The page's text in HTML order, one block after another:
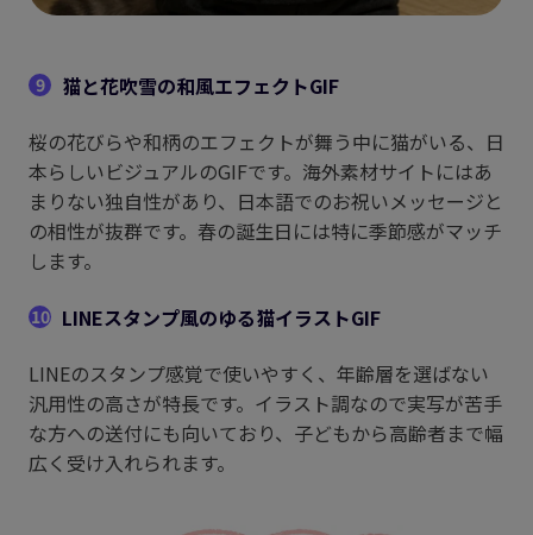
9
猫と花吹雪の和風エフェクトGIF
桜の花びらや和柄のエフェクトが舞う中に猫がいる、日
本らしいビジュアルのGIFです。海外素材サイトにはあ
まりない独自性があり、日本語でのお祝いメッセージと
の相性が抜群です。春の誕生日には特に季節感がマッチ
します。
10 LINEスタンプ風のゆる猫イラストGIF
LINEのスタンプ感覚で使いやすく、年齢層を選ばない
汎用性の高さが特長です。イラスト調なので実写が苦手
な方への送付にも向いており、子どもから高齢者まで幅
広く受け入れられます。